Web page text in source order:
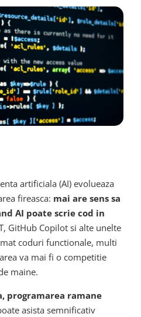
artificiala (AI) evolueaza
fireasca: mai are sens sa
AI poate scrie cod in
GitHub Copilot si alte unelte
coduri functionale, multi
va mai fi o competitie
maine.
programarea ramane
asista semnificativ